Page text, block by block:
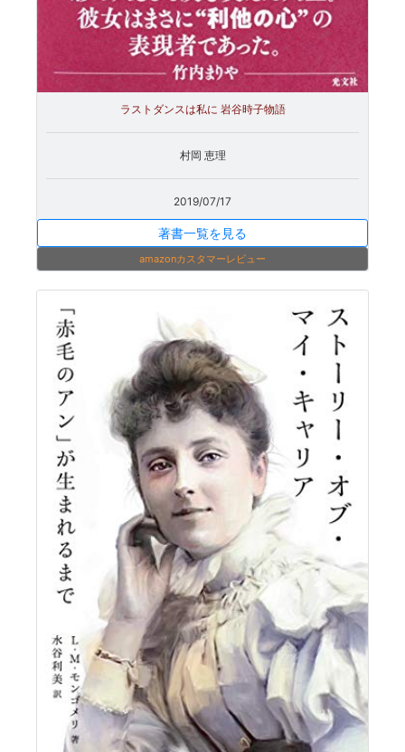
ラストダンスは私に 岩谷時子物語
村岡 恵理
2019/07/17
著書一覧を見る
amazonカスタマーレビュー